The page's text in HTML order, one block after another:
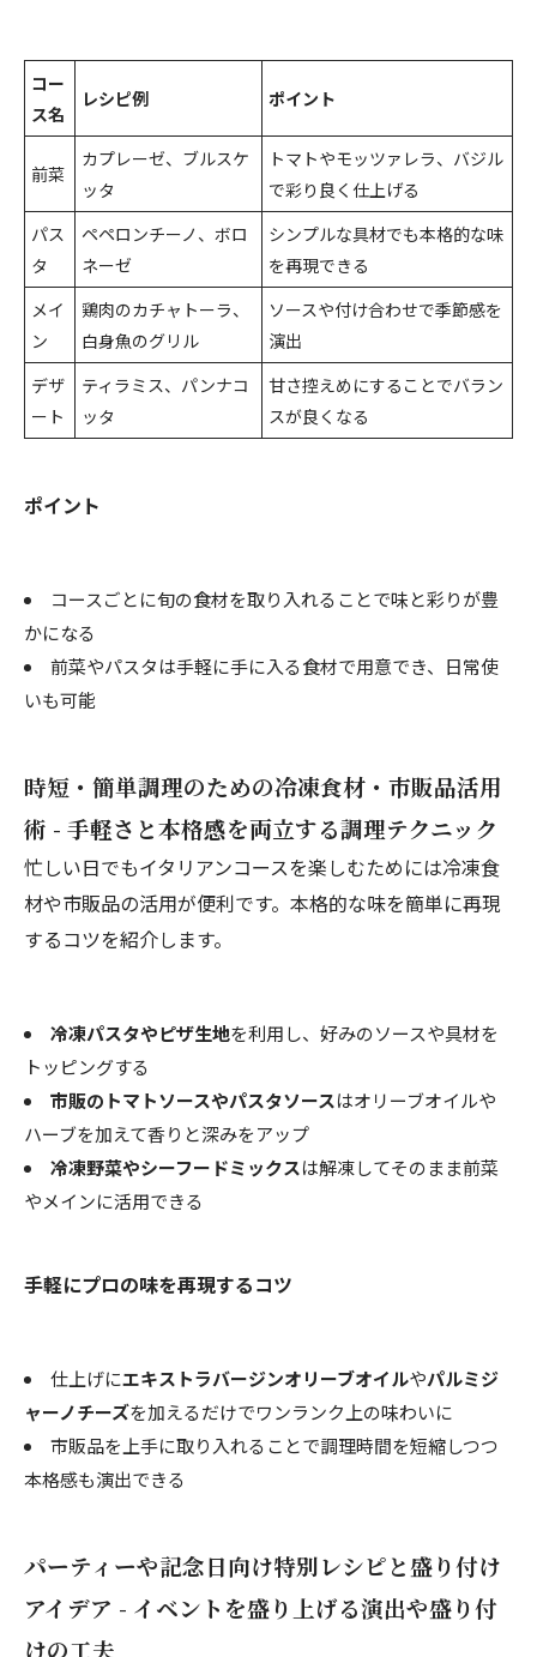
コー
ス名
レシピ例 ポイント
前菜
カプレーゼ、ブルスケ
ッタ
トマトやモッツァレラ、バジル
で彩り良く仕上げる
パス
タ
ペペロンチーノ、ボロ
ネーゼ
シンプルな具材でも本格的な味
を再現できる
メイ
ン
鶏肉のカチャトーラ、
白身魚のグリル
ソースや付け合わせで季節感を
演出
デザ
ート
ティラミス、パンナコ
ッタ
甘さ控えめにすることでバラン
スが良くなる
ポイント
コースごとに旬の食材を取り入れることで味と彩りが豊
かになる
前菜やパスタは手軽に手に入る食材で用意でき、日常使
いも可能
時短・簡単調理のための冷凍食材・市販品活用
術 - 手軽さと本格感を両立する調理テクニック
忙しい日でもイタリアンコースを楽しむためには冷凍食
材や市販品の活用が便利です。本格的な味を簡単に再現
するコツを紹介します。
冷凍パスタやピザ生地を利用し、好みのソースや具材を
トッピングする
市販のトマトソースやパスタソースはオリーブオイルや
ハーブを加えて香りと深みをアップ
冷凍野菜やシーフードミックスは解凍してそのまま前菜
やメインに活用できる
手軽にプロの味を再現するコツ
仕上げにエキストラバージンオリーブオイルやパルミジ
ャーノチーズを加えるだけでワンランク上の味わいに
市販品を上手に取り入れることで調理時間を短縮しつつ
本格感も演出できる
パーティーや記念日向け特別レシピと盛り付け
アイデア - イベントを盛り上げる演出や盛り付
けの工夫